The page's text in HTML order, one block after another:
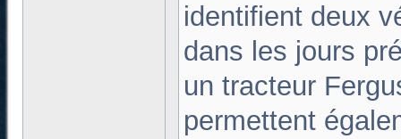
identifient deux
dans les jours
un tracteur
permettent